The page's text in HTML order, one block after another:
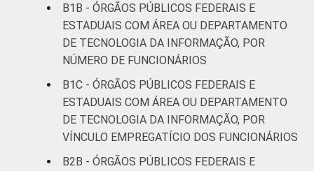
B1B - ÓRGÃOS PÚBLICOS FEDERAIS E
ESTADUAIS COM ÁREA OU DEPARTAMENTO
DE TECNOLOGIA DA INFORMAÇÃO, POR
NÚMERO DE FUNCIONÁRIOS
B1C - ÓRGÃOS PÚBLICOS FEDERAIS E
ESTADUAIS COM ÁREA OU DEPARTAMENTO
DE TECNOLOGIA DA INFORMAÇÃO, POR
VÍNCULO EMPREGATÍCIO DOS FUNCIONÁRIOS
B2B - ÓRGÃOS PÚBLICOS FEDERAIS E